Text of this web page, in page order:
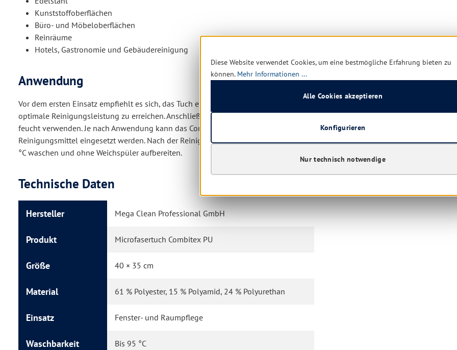
Kunststoffoberflächen
Büro- und Möbeloberflächen
Reinräume
Hotels, Gastronomie und Gebäudereinigung
Anwendung
Vor dem ersten Einsatz empfiehlt es sich, das Tuch einmal zu waschen, um die
optimale Reinigungsleistung zu erreichen. Anschließend trocken, nebelfeucht oder
feucht verwenden. Je nach Anwendung kann das Combitex PU mit oder ohne
Reinigungsmittel eingesetzt werden. Nach der Reinigung das Tuch bei Bedarf bis 95
°C waschen und ohne Weichspüler aufbereiten.
Technische Daten
Hersteller Mega Clean Professional GmbH
Produkt Microfasertuch Combitex PU
Größe 40 × 35 cm
Material 61 % Polyester, 15 % Polyamid, 24 % Polyurethan
Einsatz Fenster- und Raumpflege
Waschbarkeit Bis 95 °C
Diese Website verwendet Cookies, um eine bestmögliche Erfahrung bieten zu
können. Mehr Informationen ...
Nur technisch notwendige
Konfigurieren
Alle Cookies akzeptieren